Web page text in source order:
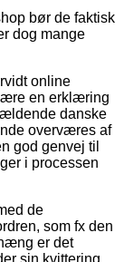
bør de faktisk
dog mange
online
en erklæring
danske
overværes af
god genvej til
i processen
de
som fx den
er det
sin kvittering